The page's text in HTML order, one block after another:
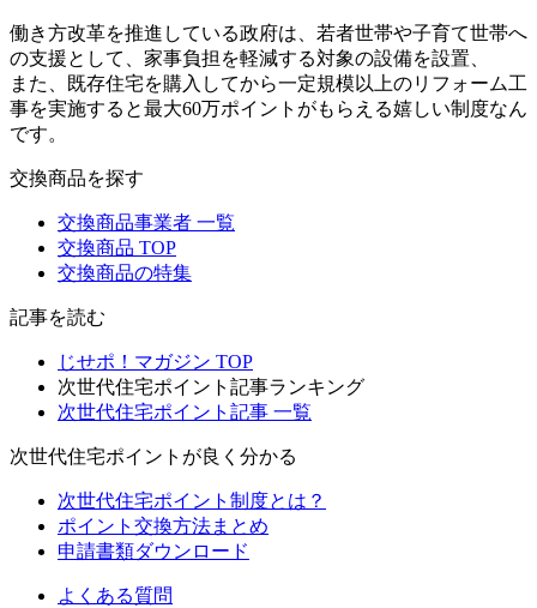
働き方改革を推進している政府は、若者世帯や子育て世帯へ
の支援として、家事負担を軽減する対象の設備を設置、
また、既存住宅を購入してから一定規模以上のリフォーム工
事を実施すると最大60万ポイントがもらえる嬉しい制度なん
です。
交換商品を探す
交換商品事業者 一覧
交換商品 TOP
交換商品の特集
記事を読む
じせポ！マガジン TOP
次世代住宅ポイント記事ランキング
次世代住宅ポイント記事 一覧
次世代住宅ポイントが良く分かる
次世代住宅ポイント制度とは？
ポイント交換方法まとめ
申請書類ダウンロード
よくある質問